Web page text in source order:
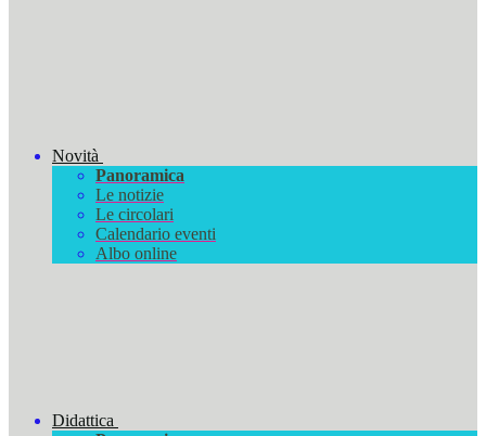
Novità
Panoramica
Le notizie
Le circolari
Calendario eventi
Albo online
Didattica